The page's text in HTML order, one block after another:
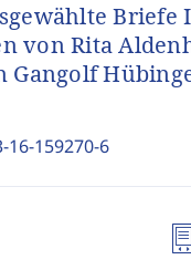
Briefe
von Rita
Gangolf
16-159270-6